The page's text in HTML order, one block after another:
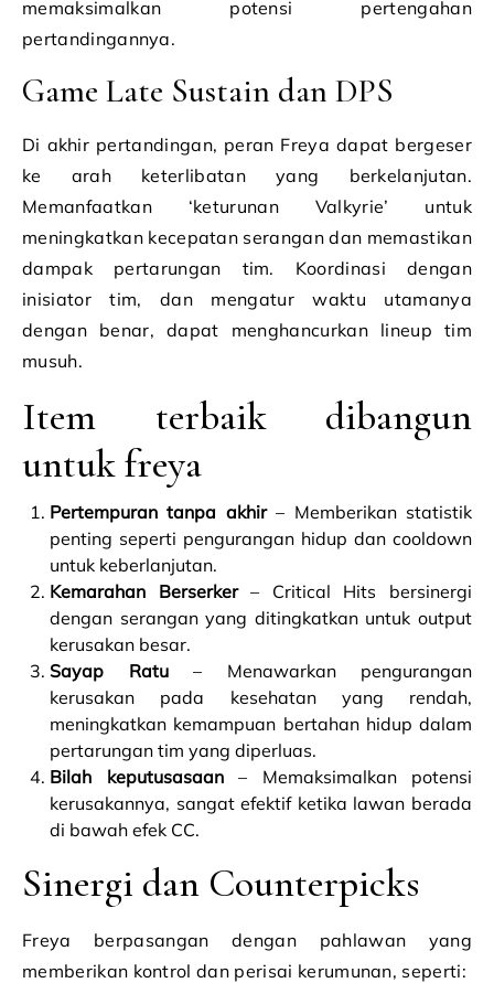
memaksimalkan potensi pertengahan
pertandingannya.
Game Late Sustain dan DPS
Di akhir pertandingan, peran Freya dapat bergeser
ke arah keterlibatan yang berkelanjutan.
Memanfaatkan ‘keturunan Valkyrie’ untuk
meningkatkan kecepatan serangan dan memastikan
dampak pertarungan tim. Koordinasi dengan
inisiator tim, dan mengatur waktu utamanya
dengan benar, dapat menghancurkan lineup tim
musuh.
Item terbaik dibangun
untuk freya
Pertempuran tanpa akhir– Memberikan statistik
penting seperti pengurangan hidup dan cooldown
untuk keberlanjutan.
Kemarahan Berserker– Critical Hits bersinergi
dengan serangan yang ditingkatkan untuk output
kerusakan besar.
Sayap Ratu– Menawarkan pengurangan
kerusakan pada kesehatan yang rendah,
meningkatkan kemampuan bertahan hidup dalam
pertarungan tim yang diperluas.
Bilah keputusasaan– Memaksimalkan potensi
kerusakannya, sangat efektif ketika lawan berada
di bawah efek CC.
Sinergi dan Counterpicks
Freya berpasangan dengan pahlawan yang
memberikan kontrol dan perisai kerumunan, seperti: